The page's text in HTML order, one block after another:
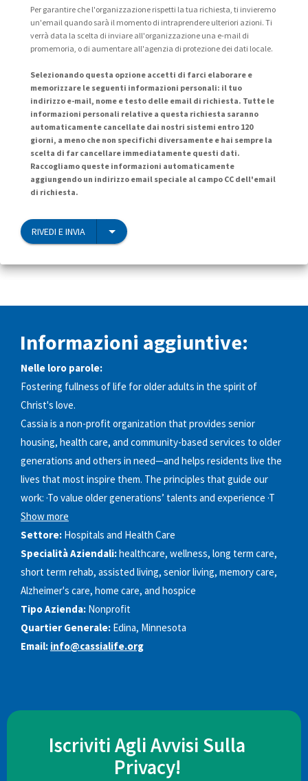
Per garantire che l'organizzazione rispetti la tua richiesta, ti invieremo
un'email quando sarà il momento di intraprendere ulteriori azioni. Ti
verrà data la scelta di inviare all'organizzazione una e-mail di
promemoria, o di aumentare all'agenzia di protezione dei dati locale.
Selezionando questa opzione accetti di farci elaborare e
memorizzare le seguenti informazioni personali: il tuo
indirizzo e-mail, nome e testo delle email di richiesta. Tutte le
informazioni personali relative a questa richiesta saranno
automaticamente cancellate dai nostri sistemi entro 120
giorni, a meno che non specifichi diversamente e hai sempre la
scelta di far cancellare immediatamente questi dati.
Raccogliamo queste informazioni automaticamente
aggiungendo un indirizzo email speciale al campo CC dell'email
di richiesta.
RIVEDI E INVIA
Informazioni aggiuntive:
Nelle loro parole:
Fostering fullness of life for older adults in the spirit of
Christ's love.
Cassia is a non-profit organization that provides senior
housing, health care, and community-based services to older
generations and others in need—and helps residents live the
lives that most inspire them. The principles that guide our
work: ·To value older generations’ talents and experience ·T
Show more
Settore: Hospitals and Health Care
Specialità Aziendali:healthcare, wellness, long term care,
short term rehab, assisted living, senior living, memory care,
Alzheimer's care, home care, and hospice
Tipo Azienda: Nonprofit
Quartier Generale: Edina, Minnesota
Email: info@cassialife.org
Iscriviti Agli Avvisi Sulla
Privacy!